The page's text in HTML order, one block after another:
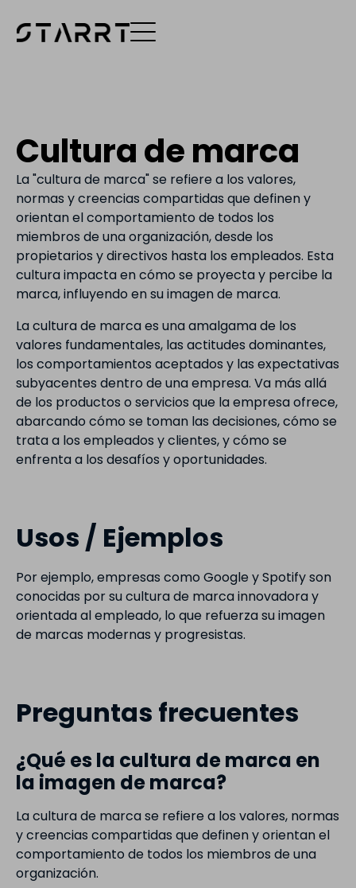
Cultura de marca
La "cultura de marca" se refiere a los valores,
normas y creencias compartidas que definen y
orientan el comportamiento de todos los
miembros de una organización, desde los
propietarios y directivos hasta los empleados. Esta
cultura impacta en cómo se proyecta y percibe la
marca, influyendo en su imagen de marca.
La cultura de marca es una amalgama de los
valores fundamentales, las actitudes dominantes,
los comportamientos aceptados y las expectativas
subyacentes dentro de una empresa. Va más allá
de los productos o servicios que la empresa ofrece,
abarcando cómo se toman las decisiones, cómo se
trata a los empleados y clientes, y cómo se
enfrenta a los desafíos y oportunidades.
Usos / Ejemplos
Por ejemplo, empresas como Google y Spotify son
conocidas por su cultura de marca innovadora y
orientada al empleado, lo que refuerza su imagen
de marcas modernas y progresistas.
Preguntas frecuentes
¿Qué es la cultura de marca en
la imagen de marca?
La cultura de marca se refiere a los valores, normas
y creencias compartidas que definen y orientan el
comportamiento de todos los miembros de una
organización.